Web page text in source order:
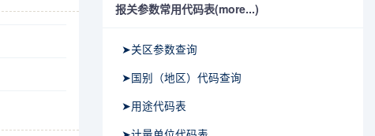
报关参数常用代码表(more...)
➤关区参数查询
➤国别（地区）代码查询
➤用途代码表